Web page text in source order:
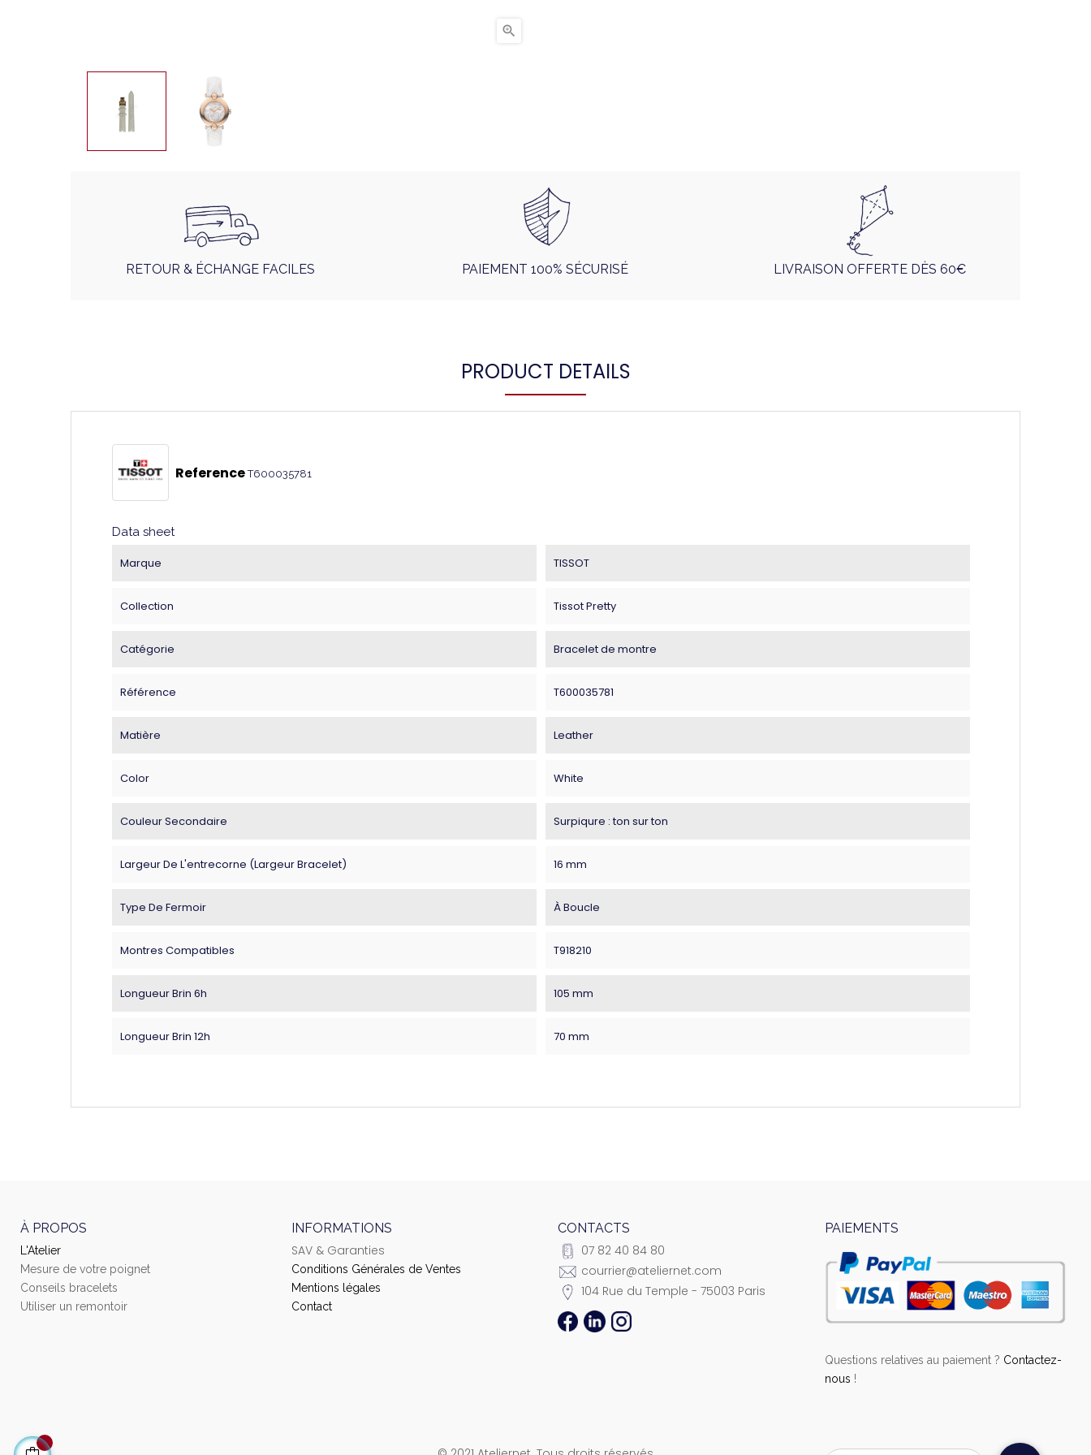

RETOUR & ÉCHANGE FACILES PAIEMENT 100% SÉCURISÉ LIVRAISON OFFERTE DÈS 60€
PRODUCT DETAILS
Reference T600035781
Data sheet
Marque TISSOT
Collection Tissot Pretty
Catégorie Bracelet de montre
Référence T600035781
Matière Leather
Color White
Couleur Secondaire Surpiqure : ton sur ton
Largeur De L'entrecorne (largeur Bracelet) 16 mm
Type De Fermoir À Boucle
Montres Compatibles T918210
Longueur Brin 6h 105 mm
Longueur Brin 12h 70 mm
À PROPOS
L'Atelier
Mesure de votre poignet
Conseils bracelets
Utiliser un remontoir
INFORMATIONS
SAV & Garanties
Conditions Générales de Ventes
Mentions légales
Contact
CONTACTS
07 82 40 84 80
courrier@ateliernet.com
104 Rue du Temple - 75003 Paris
PAIEMENTS
Questions relatives au paiement ? Contactez-
nous !